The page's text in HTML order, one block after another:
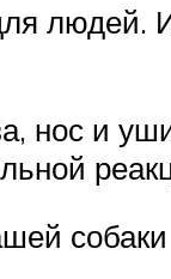
людей.
нос и